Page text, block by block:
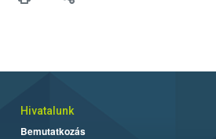
Hivatalunk
Bemutatkozás